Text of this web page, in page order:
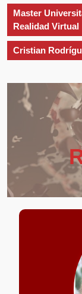
Master
Realidad Virtual
Cristian